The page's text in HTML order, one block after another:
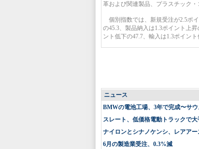
革および関連製品、プラスチック
個別指数では、新規受注が2.5ポ
の45.3、製品納入は1.3ポイント上
ント低下の47.7、輸入は1.3ポイント
ニュース
BMWの電池工場、3年で完成〜サ
スレート、低価格電動トラックで
ナイロンとシナノケンシ、レアア
6月の製造業受注、0.3%減